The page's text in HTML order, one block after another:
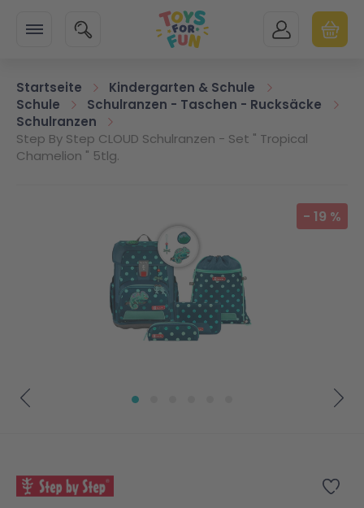
SUCHE MEIN KONTO
Startseite
Kindergarten & Schule
Schule
Schulranzen - Taschen - Rucksäcke
Schulranzen
Step By Step CLOUD Schulranzen - Set " Tropical
Chamelion " 5tlg.
- 19 %
Zur